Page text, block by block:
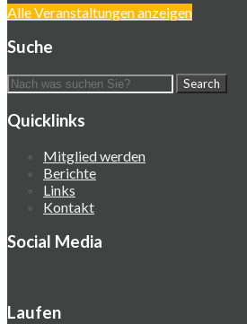
Alle Veranstaltungen anzeigen
Suche
Quicklinks
Mitglied werden
Berichte
Links
Kontakt
Social Media
Laufen